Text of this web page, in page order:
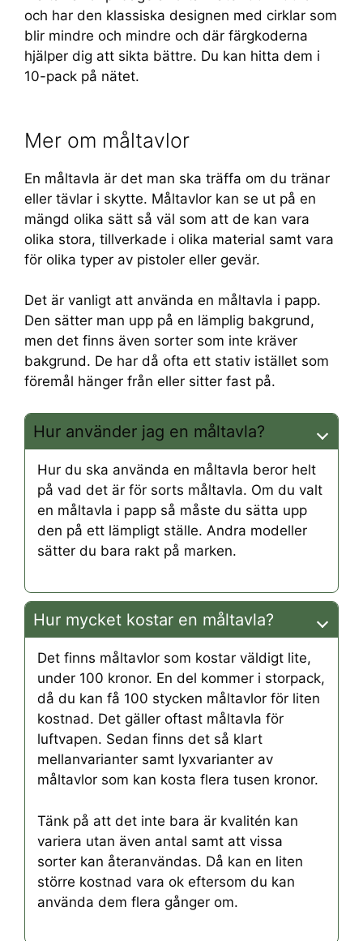
och har den klassiska designen med cirklar som
blir mindre och mindre och där färgkoderna
hjälper dig att sikta bättre. Du kan hitta dem i
10-pack på nätet.
Mer om måltavlor
En måltavla är det man ska träffa om du tränar
eller tävlar i skytte. Måltavlor kan se ut på en
mängd olika sätt så väl som att de kan vara
olika stora, tillverkade i olika material samt vara
för olika typer av pistoler eller gevär.
Det är vanligt att använda en måltavla i papp.
Den sätter man upp på en lämplig bakgrund,
men det finns även sorter som inte kräver
bakgrund. De har då ofta ett stativ istället som
föremål hänger från eller sitter fast på.
Hur använder jag en måltavla?
Hur du ska använda en måltavla beror helt
på vad det är för sorts måltavla. Om du valt
en måltavla i papp så måste du sätta upp
den på ett lämpligt ställe. Andra modeller
sätter du bara rakt på marken.
Hur mycket kostar en måltavla?
Det finns måltavlor som kostar väldigt lite,
under 100 kronor. En del kommer i storpack,
då du kan få 100 stycken måltavlor för liten
kostnad. Det gäller oftast måltavla för
luftvapen. Sedan finns det så klart
mellanvarianter samt lyxvarianter av
måltavlor som kan kosta flera tusen kronor.
Tänk på att det inte bara är kvalitén kan
variera utan även antal samt att vissa
sorter kan återanvändas. Då kan en liten
större kostnad vara ok eftersom du kan
använda dem flera gånger om.